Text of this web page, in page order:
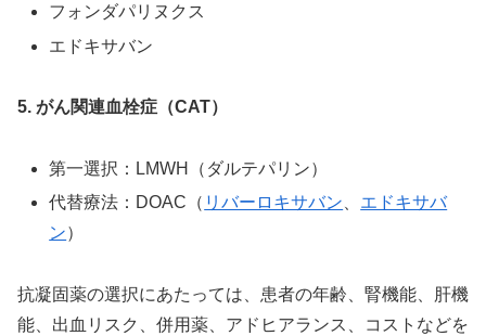
フォンダパリヌクス
エドキサバン
5. がん関連血栓症（CAT）
第一選択：LMWH（ダルテパリン）
代替療法：DOAC（ リバーロキサバン
エドキサバ
ン）
抗凝固薬の選択にあたっては、患者の年齢、腎機能、肝機
能、出血リスク、併用薬、アドヒアランス、コストなどを